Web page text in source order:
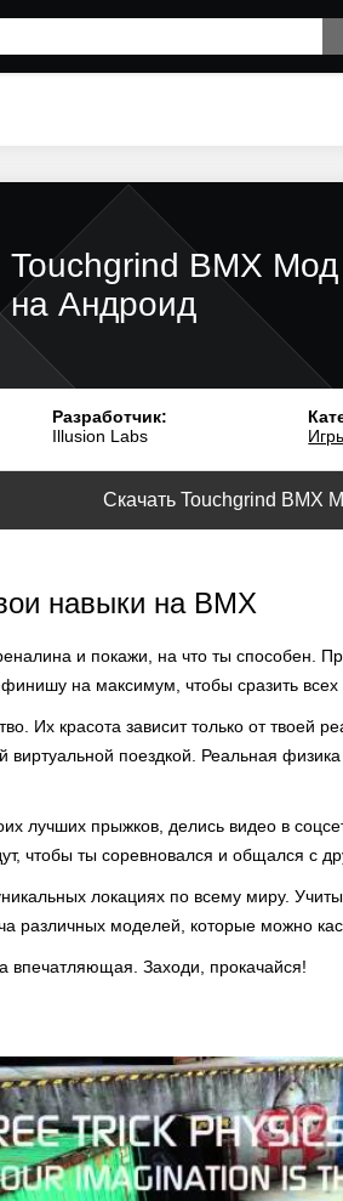
Touchgrind BMX
на Андроид
Разработчик:
Illusion Labs
Скачать Touchgrind BMX
навыки на BMX
и покажи, на что ты способен.
на максимум, чтобы сразить всех
Их красота зависит только от твоей
виртуальной поездкой. Реальная
лучших прыжков, делись видео в
чтобы ты соревновался и общался с
локациях по всему миру.
различных моделей, которые можно
впечатляющая. Заходи, прокачайся!